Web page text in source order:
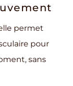
permet
pour
sans